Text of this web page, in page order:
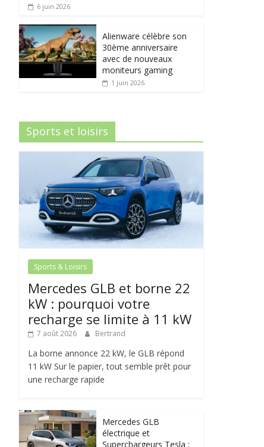
6 juin 2026
Alienware célèbre son
30ème anniversaire
avec de nouveaux
moniteurs gaming
1 juin 2026
Sports et loisirs
Sports & Loisirs
Mercedes GLB et borne 22
kW : pourquoi votre
recharge se limite à 11 kW
7 août 2026 Bertrand
La borne annonce 22 kW, le GLB répond
11 kW Sur le papier, tout semble prêt pour
une recharge rapide
Mercedes GLB
électrique et
Superchargeurs Tesla :